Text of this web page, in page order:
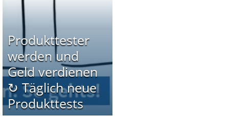
Produkttester
werden und
Geld verdienen
↻ Täglich neue
Produkttests